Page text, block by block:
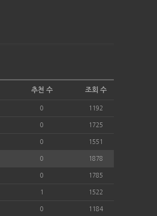
추천 수 조회 수
0 1192
0 1725
0 1551
0 1878
0 1785
1 1522
0 1184